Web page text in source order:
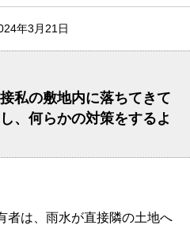
年3月21日
私の敷地内に落ちてきて
、何らかの対策をするよ
者は、雨水が直接隣の土地へ